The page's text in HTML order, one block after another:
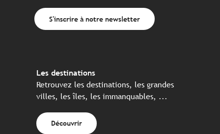
S'inscrire à notre newsletter
Les destinations
Retrouvez les destinations, les grandes
villes, les îles, les immanquables, ...
Découvrir